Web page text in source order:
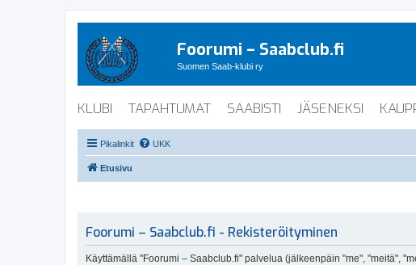
Foorumi – Saabclub.fi
Suomen Saab-klubi ry
KLUBI TAPAHTUMAT SAABISTI JÄSENEKSI
Pikalinkit UKK
Etusivu
Foorumi – Saabclub.fi - Rekisteröityminen
Käyttämällä "Foorumi – Saabclub.fi" palvelua (jälkeenpäin "me", "meitä",